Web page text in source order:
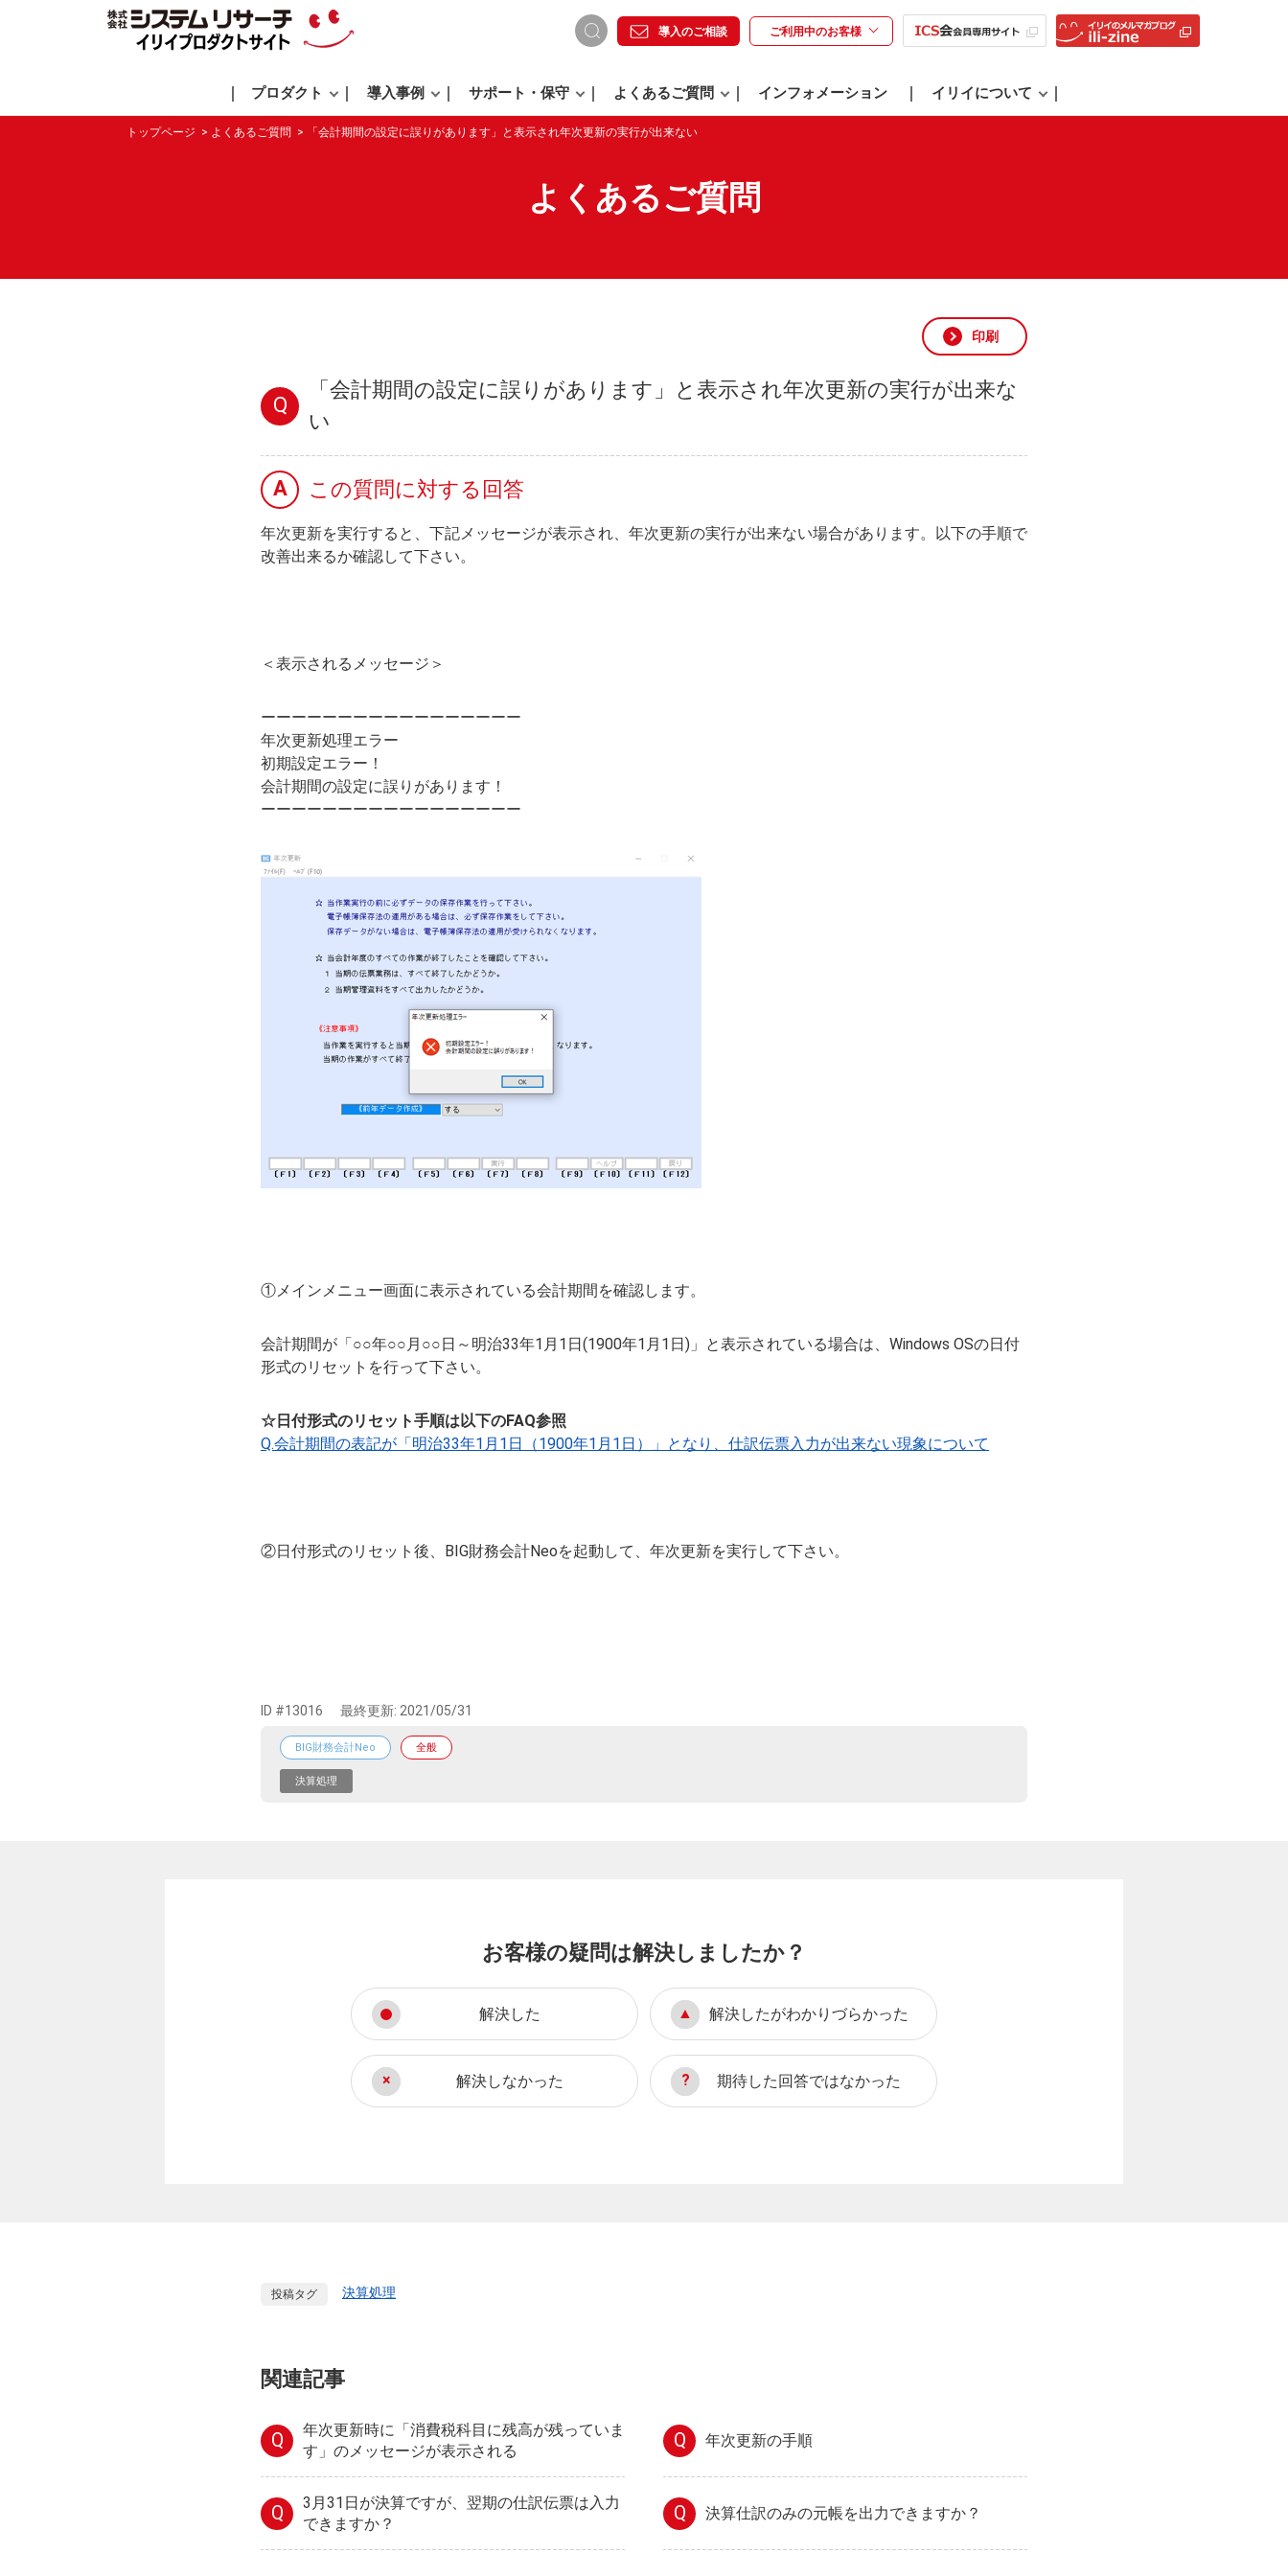
導入のご相談 ご利用中のお客様
プロダクト 導入事例 サポート・保守 よくあるご質問 インフォメーション イリイについて
トップページ よくあるご質問 「会計期間の設定に誤りがあります」と表示され年次更新の実行が出来ない
よくあるご質問
印刷
Q
「会計期間の設定に誤りがあります」と表示され年次更新の実行が出来な
い
A この質問に対する回答
年次更新を実行すると、下記メッセージが表示され、年次更新の実行が出来ない場合があります。以下の手順で
改善出来るか確認して下さい。
＜表示されるメッセージ＞
ーーーーーーーーーーーーーーーーー
年次更新処理エラー
初期設定エラー！
会計期間の設定に誤りがあります！
ーーーーーーーーーーーーーーーーー
①メインメニュー画面に表示されている会計期間を確認します。
会計期間が「○○年○○月○○日～明治33年1月1日(1900年1月1日)」と表示されている場合は、Windows OSの日付
形式のリセットを行って下さい。
☆日付形式のリセット手順は以下のFAQ参照
Q.会計期間の表記が「明治33年1月1日（1900年1月1日）」となり、仕訳伝票入力が出来ない現象について
②日付形式のリセット後、BIG財務会計Neoを起動して、年次更新を実行して下さい。
ID #13016 最終更新: 2021/05/31
BIG財務会計Neo 全般
決算処理
お客様の疑問は解決しましたか？
解決した 解決したがわかりづらかった
解決しなかった 期待した回答ではなかった
投稿タグ 決算処理
関連記事
Q
年次更新時に「消費税科目に残高が残っていま
す」のメッセージが表示される
Q 年次更新の手順
Q
3月31日が決算ですが、翌期の仕訳伝票は入力
できますか？
Q 決算仕訳のみの元帳を出力できますか？